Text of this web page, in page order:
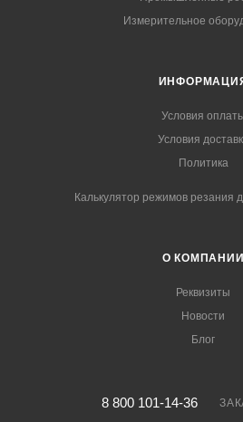
Измерительное
Условия
Условия
Политика
Калькулятор режимов резания
О КОМПАНИИ
Реквизиты
Новости
Блог
8 800 101-14-36